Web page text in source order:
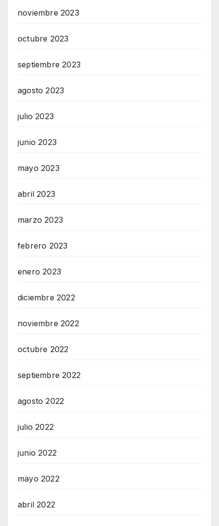
noviembre 2023
octubre 2023
septiembre 2023
agosto 2023
julio 2023
junio 2023
mayo 2023
abril 2023
marzo 2023
febrero 2023
enero 2023
diciembre 2022
noviembre 2022
octubre 2022
septiembre 2022
agosto 2022
julio 2022
junio 2022
mayo 2022
abril 2022